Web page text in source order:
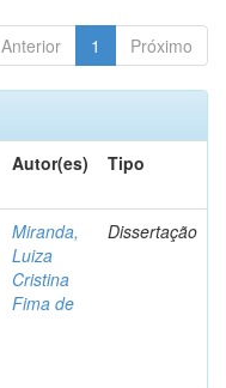
Anterior 1 Próximo
Autor(es) Tipo
Miranda,
Luiza
Cristina
Fima de
Dissertação